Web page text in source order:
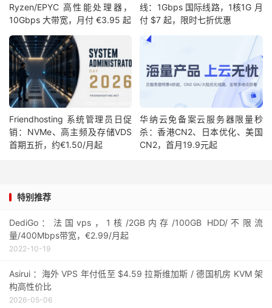
Ryzen/EPYC 高性能处理器，
10Gbps 大带宽，月付 €3.95 起
线：1Gbps 国际线路，1核1G 月
付 $7 起，限时七折优惠
Friendhosting 系统管理员日促
销：NVMe、高主频及存储VDS
首期五折，约€1.50/月起
华纳云免备案云服务器限量秒
杀：香港CN2、日本优化、美国
CN2，首月19.9元起
特别推荐
DediGo：法国vps，1核/2GB内存/100GB HDD/不限流
量/400Mbps带宽，€2.99/月起
2022-10-19
Asirui ：海外 VPS 年付低至 $4.59 拉斯维加斯 / 德国机房 KVM 架
构高性价比
2026-05-06